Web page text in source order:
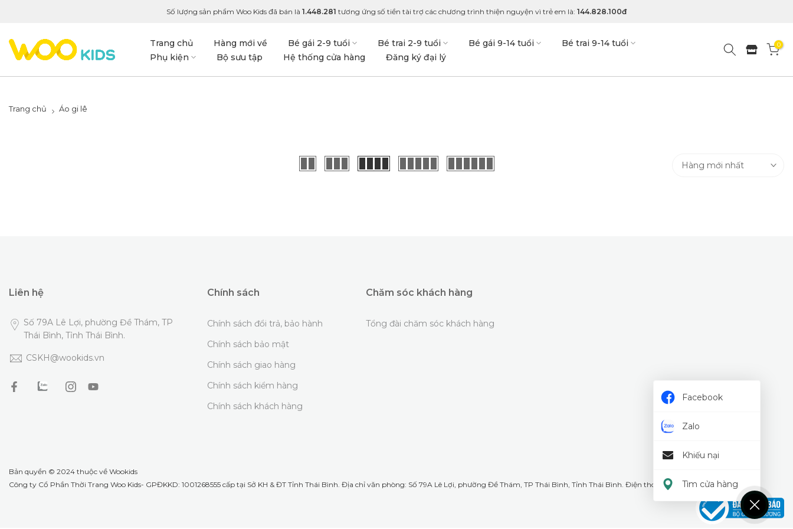
Số lượng sản phẩm Woo Kids đã bán là 1.448.281 tương ứng số tiền tài trợ các chương trình thiện nguyện vì trẻ em là: 144.828.100đ
Trang chủ Hàng mới về Bé gái 2-9 tuổi Bé trai 2-9 tuổi Bé gái 9-14 tuổi
Bé trai 9-14 tuổi
Phụ kiện
Bộ sưu tập Hệ thống cửa hàng Đăng ký đại lý
0
Trang chủ Áo gi lê
Hàng mới nhất
Liên hệ
Số 79A Lê Lợi, phường Đề Thám, TP
Thái Bình, Tỉnh Thái Bình.
CSKH@wookids.vn
Chính sách
Chính sách đổi trả, bảo hành
Chính sách bảo mật
Chính sách giao hàng
Chính sách kiểm hàng
Chính sách khách hàng
Chăm sóc khách hàng
Tổng đài chăm sóc khách hàng
Bản quyền © 2024 thuộc về Wookids
Công ty Cổ Phần Thời Trang Woo Kids- GPĐKKD: 1001268555 cấp tại Sở KH & ĐT Tỉnh Thái Bình. Địa chỉ văn phòng: Số 79A Lê Lợi, phường Đề Thám, TP Thái Bình, Tỉnh Thái Bình. Điện thoại: 18008226
Facebook
Zalo
Khiếu nại
Tìm cửa hàng